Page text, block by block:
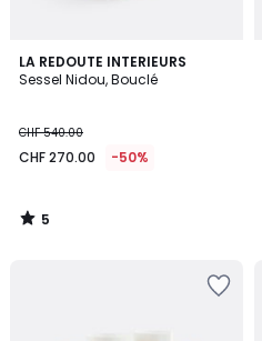
LA REDOUTE INTERIEURS
Sessel Nidou, Bouclé
CHF 540.00
CHF 270.00 -50%
5
/
5
/